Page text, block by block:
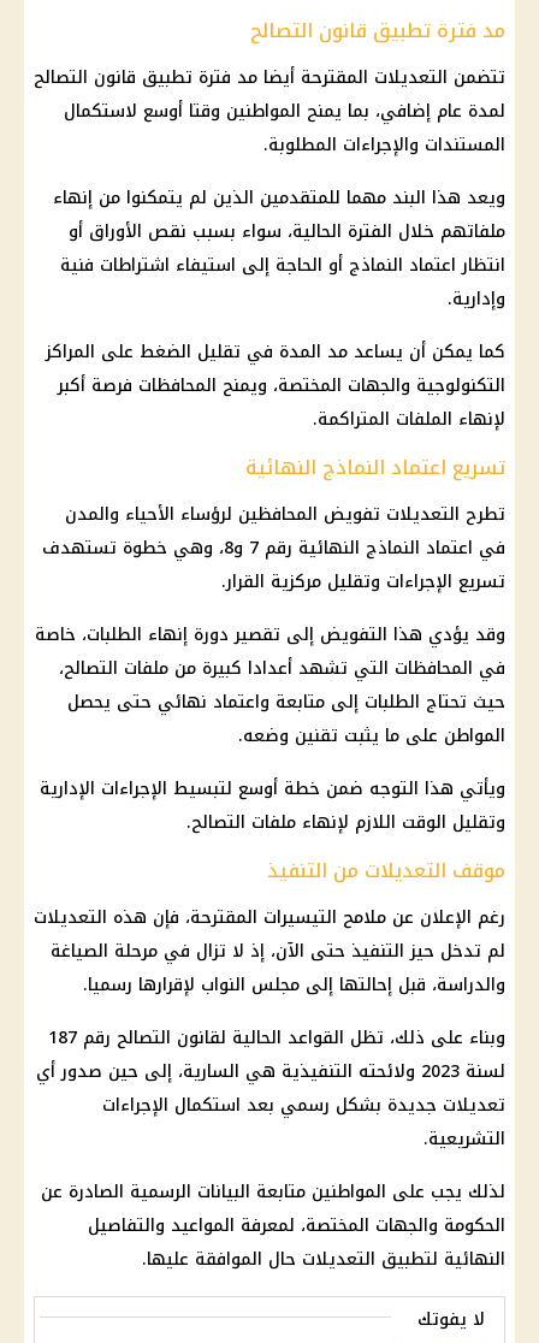
مد فترة تطبيق قانون التصالح
تتضمن التعديلات المقترحة أيضا مد فترة تطبيق قانون التصالح
لمدة عام إضافي، بما يمنح المواطنين وقتا أوسع لاستكمال
المستندات والإجراءات المطلوبة.
ويعد هذا البند مهما للمتقدمين الذين لم يتمكنوا من إنهاء
ملفاتهم خلال الفترة الحالية، سواء بسبب نقص الأوراق أو
انتظار اعتماد النماذج أو الحاجة إلى استيفاء اشتراطات فنية
وإدارية.
كما يمكن أن يساعد مد المدة في تقليل الضغط على المراكز
التكنولوجية والجهات المختصة، ويمنح المحافظات فرصة أكبر
لإنهاء الملفات المتراكمة.
تسريع اعتماد النماذج النهائية
تطرح التعديلات تفويض المحافظين لرؤساء الأحياء والمدن
في اعتماد النماذج النهائية رقم 7 و8، وهي خطوة تستهدف
تسريع الإجراءات وتقليل مركزية القرار.
وقد يؤدي هذا التفويض إلى تقصير دورة إنهاء الطلبات، خاصة
في المحافظات التي تشهد أعدادا كبيرة من ملفات التصالح،
حيث تحتاج الطلبات إلى متابعة واعتماد نهائي حتى يحصل
المواطن على ما يثبت تقنين وضعه.
ويأتي هذا التوجه ضمن خطة أوسع لتبسيط الإجراءات الإدارية
وتقليل الوقت اللازم لإنهاء ملفات التصالح.
موقف التعديلات من التنفيذ
رغم الإعلان عن ملامح التيسيرات المقترحة، فإن هذه التعديلات
لم تدخل حيز التنفيذ حتى الآن، إذ لا تزال في مرحلة الصياغة
والدراسة، قبل إحالتها إلى مجلس النواب لإقرارها رسميا.
وبناء على ذلك، تظل القواعد الحالية لقانون التصالح رقم 187
لسنة 2023 ولائحته التنفيذية هي السارية، إلى حين صدور أي
تعديلات جديدة بشكل رسمي بعد استكمال الإجراءات
التشريعية.
لذلك يجب على المواطنين متابعة البيانات الرسمية الصادرة عن
الحكومة والجهات المختصة، لمعرفة المواعيد والتفاصيل
النهائية لتطبيق التعديلات حال الموافقة عليها.
لا يفوتك